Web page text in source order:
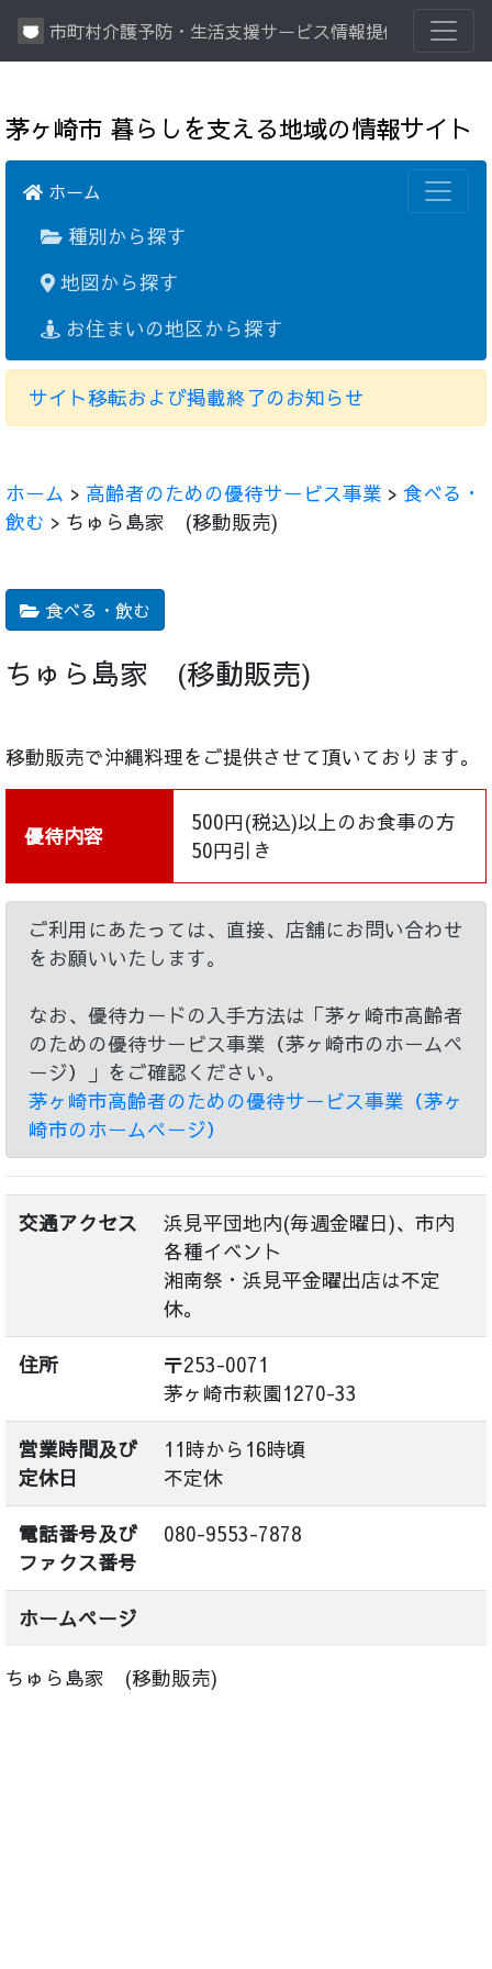
市町村介護予防・生活支援サービス情報提供システム
茅ヶ崎市 暮らしを支える地域の情報サイト
ホーム
種別から探す
地図から探す
お住まいの地区から探す
サイト移転および掲載終了のお知らせ
ホーム > 高齢者のための優待サービス事業 > 食べる・
飲む > ちゅら島家 (移動販売)
食べる・飲む
ちゅら島家 (移動販売)
移動販売で沖縄料理をご提供させて頂いております。
優待内容
500円(税込)以上のお食事の方
50円引き
ご利用にあたっては、直接、店舗にお問い合わせ
をお願いいたします。
なお、優待カードの入手方法は「茅ヶ崎市高齢者
のための優待サービス事業（茅ヶ崎市のホームペ
ージ）」をご確認ください。
茅ヶ崎市高齢者のための優待サービス事業（茅ヶ
崎市のホームページ）
交通アクセス
浜見平団地内(毎週金曜日)、市内
各種イベント
湘南祭・浜見平金曜出店は不定
休。
住所
〒253-0071
茅ヶ崎市萩園1270-33
営業時間及び
定休日
11時から16時頃
不定休
電話番号及び
ファクス番号
080-9553-7878
ホームページ
ちゅら島家 (移動販売)